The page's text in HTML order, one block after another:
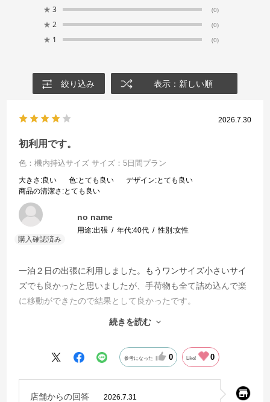
★ 3 (0)
★ 2 (0)
★ 1 (0)
絞り込み 表示：新しい順
2026.7.30
初利用です。
色：機内持込サイズ サイズ：5日間プラン
大きさ :良い 色:とても良い デザイン:とても良い
商品の清潔さ :とても良い
no name
用途:出張 年代:40代 性別:女性
一泊２日の出張に利用しました。もうワンサイズ小さいサイ
ズでも良かったと思いましたが、手荷物も全て詰め込んで楽
に移動ができたので結果として良かったです。
レンタルの手頃な値段で高機能なスーツケースを利用できる
続きを読む
参考になった 0 Like! 0
店舗からの回答 2026.7.31